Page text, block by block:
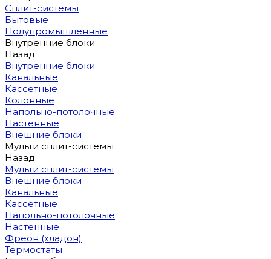
Сплит-системы
Бытовые
Полупромышленные
Внутренние блоки
Назад
Внутренние блоки
Канальные
Кассетные
Колонные
Напольно-потолочные
Настенные
Внешние блоки
Мульти сплит-системы
Назад
Мульти сплит-системы
Внешние блоки
Канальные
Кассетные
Напольно-потолочные
Настенные
Фреон (хладон)
Термостаты